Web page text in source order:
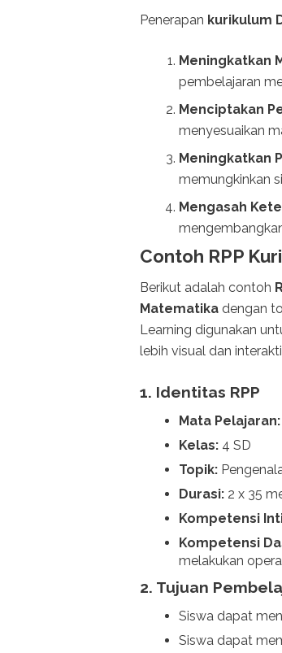
Penerapan kurikulum
Meningkatkan
pembelajaran
Menciptakan
menyesuaikan
Meningkatkan
memungkinkan
Mengasah
Contoh RPP
Berikut adalah contoh
Matematika dengan
Learning digunakan
lebih visual dan
1. Identitas RPP
Mata Pelajaran:
Kelas: 4 SD
Topik:
Durasi: 2 x 35
Kompetensi
Kompetensi
melakukan
2. Tujuan
Siswa dapat
Siswa dapat